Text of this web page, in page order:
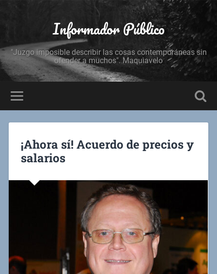
Informador Público
"Juzgo imposible describir las cosas contemporáneas sin
ofender a muchos". Maquiavelo
¡Ahora sí! Acuerdo de precios y
salarios